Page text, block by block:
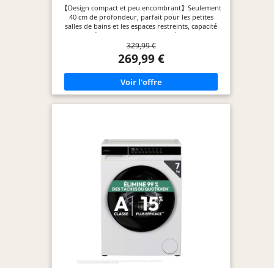
【Design compact et peu encombrant】Seulement
40 cm de profondeur, parfait pour les petites
salles de bains et les espaces restreints, capacité
de 7 kg, idéal pour les familles de 2 à 3 personnes.
【A-10 % Énergétique】Une technologie de pointe
pour des résultats optimaux, avec jusqu'à 10 %
d'efficacité en plus par rapport aux lave-linge de
classe A et une consommation d'énergie réduite.
【Moteur à variateur silencieux】Moteur BLDC à
haut rendement pour une lessive nocturne sans
jusqu'à 2 kg, 59 minutes pour environ 5 kg de
linge quotidien, idéal pour rafraîchir rapidement
les vêtements peu sales, pour les familles très
occupées et les professionnels. 【Vapeur
désinfectante】 Élimine les bactéries et les
allergènes des tissus délicats, tandis que le
programme Drum Clean garantit la propreté
constante du tambour.
329,99 €
269,99 €